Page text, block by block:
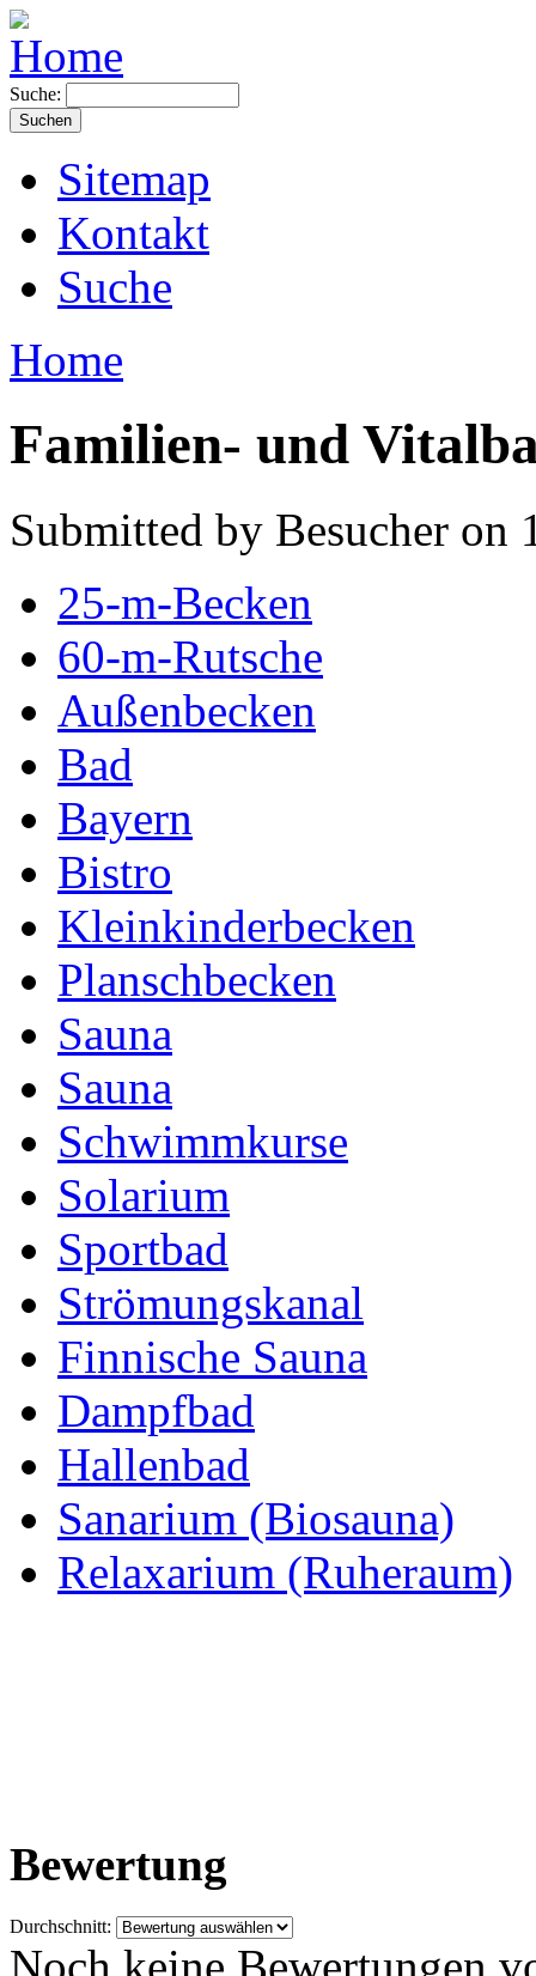
Suche:
Sitemap
Kontakt
Suche
Home
Familien- und
Submitted by Besucher on
25-m-Becken
60-m-Rutsche
Außenbecken
Bad
Bayern
Bistro
Kleinkinderbecken
Planschbecken
Sauna
Sauna
Schwimmkurse
Solarium
Sportbad
Strömungskanal
Finnische Sauna
Dampfbad
Hallenbad
Sanarium (Biosauna)
Relaxarium (Ruheraum)
Bewertung
Durchschnitt: